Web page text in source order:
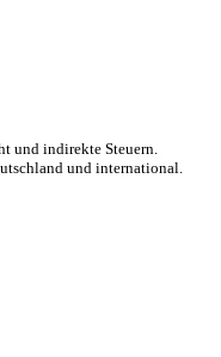
und indirekte Steuern.
und international.